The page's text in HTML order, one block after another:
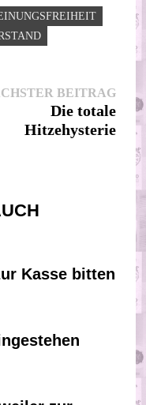
BEITRAG
Die totale
Hitzehysterie
Kasse bitten